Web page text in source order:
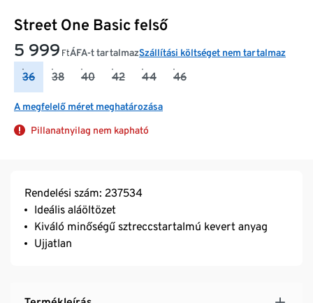
Street One Basic felső
5 999 FtÁFA-t tartalmazSzállítási költséget nem tartalmaz
36 38 40 42 44 46
A megfelelő méret meghatározása
Pillanatnyilag nem kapható
Rendelési szám: 237534
Ideális aláöltözet
Kiváló minőségű sztreccstartalmú kevert anyag
Ujjatlan